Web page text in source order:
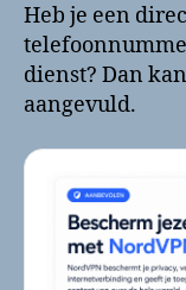
Heb je een
dienst? Dan
aangevuld.